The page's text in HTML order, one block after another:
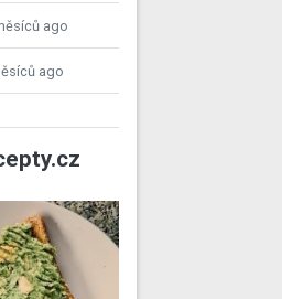
ago
ago